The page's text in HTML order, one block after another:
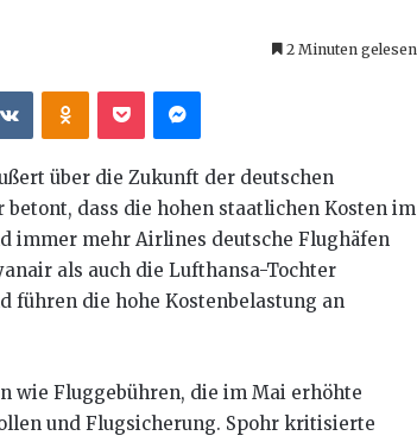
2 Minuten gelesen
VKontakteOdnoklassniki
PocketMessenger
über die Zukunft der deutschen
dass die hohen staatlichen Kosten im
immer mehr Airlines deutsche Flughäfen
als auch die Lufthansa-Tochter
führen die hohe Kostenbelastung an
wie Fluggebühren, die im Mai erhöhte
und Flugsicherung. Spohr kritisierte